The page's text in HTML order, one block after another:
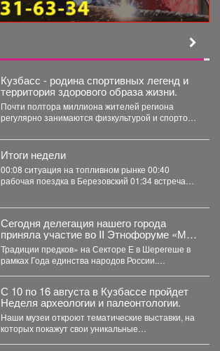
Кузбасс - родина спортивных легенд и
территория здорового образа жизни.
Почти полтора миллиона жителей региона
регулярно занимаются физкультурой и спортом.
Итоги недели
00:08 ситуация на топливном рынке 00:40
рабочая поездка в Березовский 01:34 встреча
Сегодня делегация нашего города
приняла участие во II Этнофоруме «Мир
коренных народов.
Традиции предков» на Секторе Е в Шерегеше в
рамках Года единства народов России.
С 10 по 16 августа в Кузбассе пройдет
Неделя археологии и палеонтологии.
Наши музеи откроют тематические выставки, на
которых покажут свои уникальные